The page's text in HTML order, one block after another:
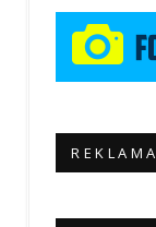
R E K L A M A